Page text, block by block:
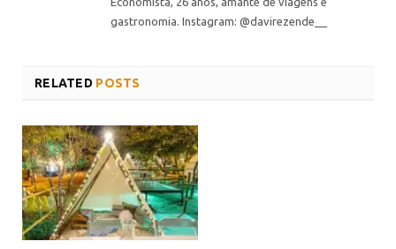
gastronomia. Instagram: @davirezende__
RELATED POSTS